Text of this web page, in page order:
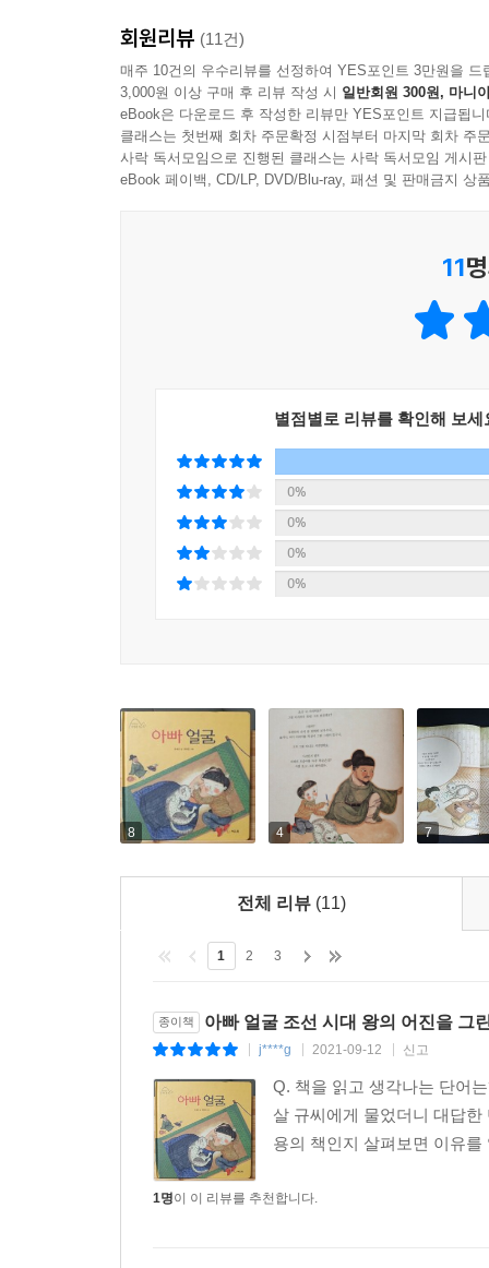
박물관을 통해 우리 조상의 삶 이야기를 전하는
삼았어요. 왕의 얼굴을 그린 화원이 왕의 초상
한국적인 민화가 어우러져 멋진 작품이 완성되
사진 대신 그림을 남겼어요. 근엄해 보이는 화원
인물의 성품까지 잘 담아낼 만큼 뛰어났다고 해
양반들의 초상화를 감상할 수 있어요. 카메라가
회원리뷰 (11건)
매주 10건의 우수리뷰를 선정하여 YES포인트 3만원을 드
3,000원 이상 구매 후 리뷰 작성 시 일반회원 300원, 마니
eBook은 다운로드 후 작성한 리뷰만 YES포인트 지급됩니
클래스는 첫번째 회차 주문확정 시점부터 마지막 회차 주
사락 독서모임으로 진행된 클래스는 사락 독서모임 게시
eBook 페이백, CD/LP, DVD/Blu-ray, 패션 및 판매금지 상
11
별점별로 리뷰를 확인해 보세
0%
0%
0%
0%
8 4 7
전체 리뷰 (11)
1 2 3
종이책 아빠 얼굴 조선 시대 왕의 어진을 그
j****g 2021-09-12 신고
Q. 책을 읽고 생각나는 단어
살 규씨에게 물었더니 대답
용의 책인지 살펴보면 이유
1명이 이 리뷰를 추천합니다.